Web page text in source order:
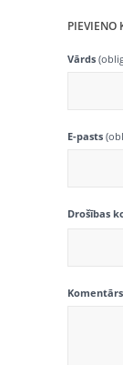
PIEVIENO
Vārds
E-pasts
Drošības
Komentārs